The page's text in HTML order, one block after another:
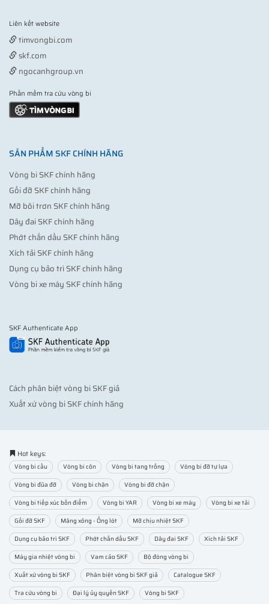
Liên kết website
timvongbi.com
skf.com
ngocanhgroup.vn
Phần mềm tra cứu vòng bi
SẢN PHẨM SKF CHÍNH HÃNG
Vòng bi SKF chính hãng
Gối đỡ SKF chính hãng
Mỡ bôi trơn SKF chính hãng
Dây đai SKF chính hãng
Phớt chắn dầu SKF chính hãng
Xích tải SKF chính hãng
Dụng cụ bảo trì SKF chính hãng
Vòng bi xe máy SKF chính hãng
SKF Authenticate App
Cách phân biệt vòng bi SKF giả
Xuất xứ vòng bi SKF chính hãng
Hot keys:
Vòng bi cầu Vòng bi côn Vòng bi tang trống
Vòng bi đỡ tự lựa
Vòng bi đũa đỡ
Vòng bi chặn
Vòng bi đỡ chặn
Vòng bi tiếp xúc bốn điểm
Vòng bi YAR Vòng bi xe máy
Vòng bi xe tải
Gối đỡ SKF
Măng xông - Ống lót
Mỡ chịu nhiệt SKF
Dụng cụ bảo trì SKF
Phớt chắn dầu SKF Dây đai SKF
Xích tải SKF
Máy gia nhiệt vòng bi
Vam cảo SKF
Bộ đóng vòng bi
Xuất xứ vòng bi SKF
Phân biệt vòng bi SKF giả
Catalogue SKF
Tra cứu vòng bi
Đại lý ủy quyền SKF Vòng bi SKF